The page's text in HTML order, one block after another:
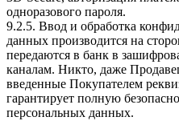
одноразового пароля.
9.2.5. Ввод и обработка
данных производится на
передаются в банк в
каналам. Никто, даже
введенные Покупателем
гарантирует полную
персональных данных.